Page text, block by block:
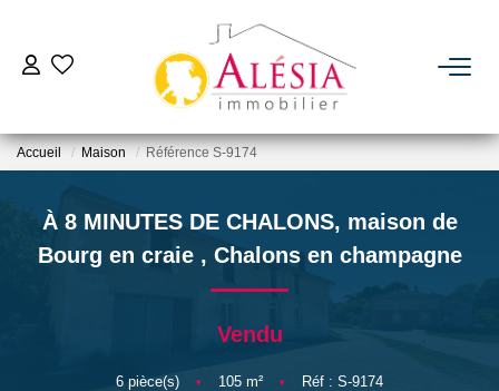
ACHETER
BIENS VENDUS / LOUÉS
NOTRE AGENCE
Accueil Maison Référence S-9174
À 8 MINUTES DE CHALONS, maison de
Bourg en craie , Chalons en champagne
Vendu
6 pièce(s) • 105 m² • Réf : S-9174